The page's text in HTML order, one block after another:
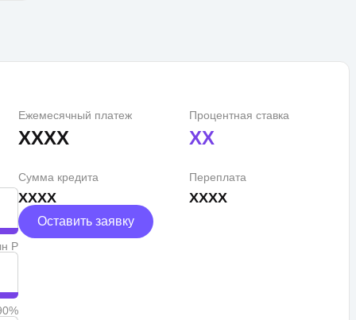
Р
Ежемесячный платеж
XXXX
Процентная ставка
XX
Сумма кредита
XXXX
Переплата
XXXX
Оставить заявку